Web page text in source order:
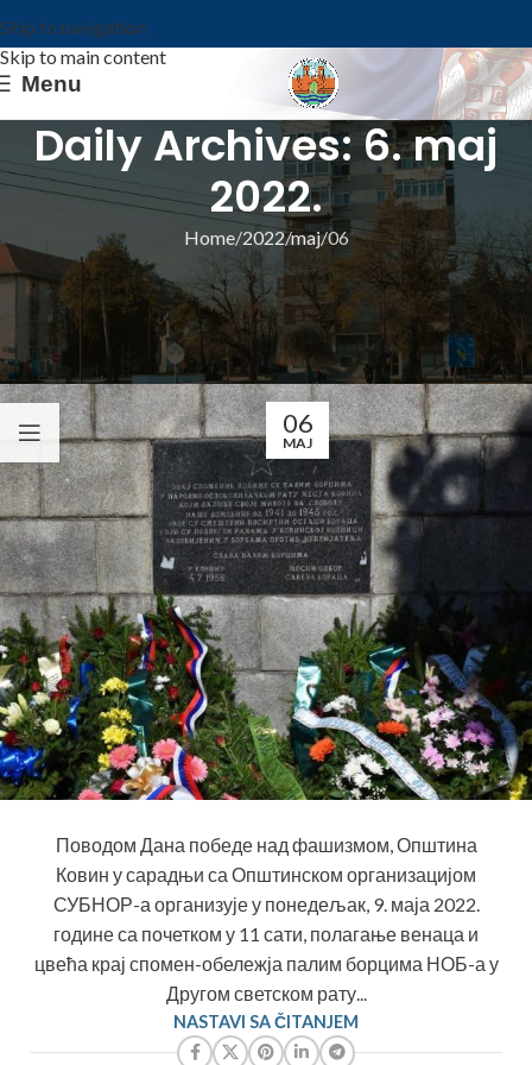
Skip to navigation
Skip to main content
Menu
Daily Archives: 6. maj
2022.
Home 2022 maj 06
ИЗ ОПШТИНЕ
НА ДАН ПОБЕДЕ ОДАВАЊЕ ПОШТЕ
ПАЛИМ БОРЦИМА
Општина Ковин
06
MAJ
Поводом Дана победе над фашизмом, Општина
Ковин у сарадњи са Општинском организацијом
СУБНОР-а организује у понедељак, 9. маја 2022.
године са почетком у 11 сати, полагање венаца и
цвећа крај спомен-обележја палим борцима НОБ-а у
Другом светском рату...
NASTAVI SA ČITANJEM